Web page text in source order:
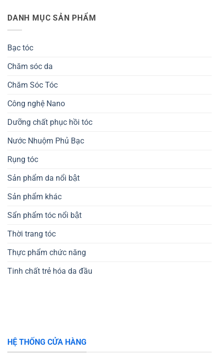
DANH MỤC SẢN PHẨM
Bạc tóc
Chăm sóc da
Chăm Sóc Tóc
Công nghệ Nano
Dưỡng chất phục hồi tóc
Nước Nhuộm Phủ Bạc
Rụng tóc
Sản phẩm da nổi bật
Sản phẩm khác
Sẩn phẩm tóc nổi bật
Thời trang tóc
Thực phẩm chức năng
Tinh chất trẻ hóa da đầu
HỆ THỐNG CỬA HÀNG